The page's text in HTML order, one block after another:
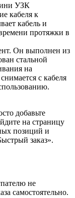
УЗК
кабеля к
кабель и
протяжки в
Он выполнен из
стальной
на
с кабеля
добавьте
на страницу
позиций и
заказ».
не
самостоятельно.